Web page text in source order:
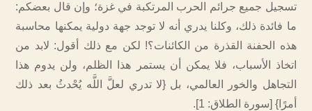
تسجيل جميع جرائم الحرب المرتكبة في غزة؛ وإن قال بعضكم:
ما فائدة ذلك، وكلنا يدري أنه لا توجد جهة دولية يمكنها محاسبة
هذه الحفنة القذرة من الكائنات؟! لكن مع ذلك أقول: لابد من
اتخاذ الأسباب، فلا يمكن أن يستمر هذا الظلم، ولن يدوم هذا
التجاهل والخور العالمي، بل {لا تدري لعلَّ اللَّه يُحْدثُ بعد ذلك
أمرًا} [سورة الطلاق: 1].